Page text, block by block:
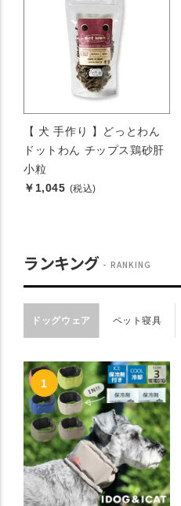
【 犬 手作り 】どっとわん
ドットわん チップス鶏砂肝
小粒
￥1,045 (税込)
ランキング RANKING
ドッグウェア ペット寝具